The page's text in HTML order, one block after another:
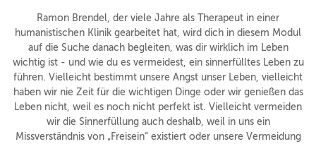
Ramon Brendel, der viele Jahre als Therapeut in einer
humanistischen Klinik gearbeitet hat, wird dich in diesem Modul
auf die Suche danach begleiten, was dir wirklich im Leben
wichtig ist - und wie du es vermeidest, ein sinnerfülltes Leben zu
führen. Vielleicht bestimmt unsere Angst unser Leben, vielleicht
haben wir nie Zeit für die wichtigen Dinge oder wir genießen das
Leben nicht, weil es noch nicht perfekt ist. Vielleicht vermeiden
wir die Sinnerfüllung auch deshalb, weil in uns ein
Missverständnis von „Freisein“ existiert oder unsere Vermeidung